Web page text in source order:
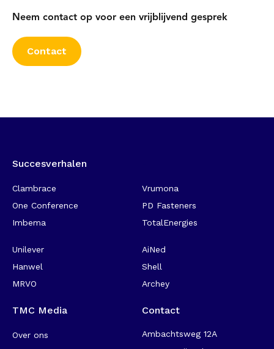
Neem contact op voor een vrijblijvend gesprek
Contact
Succesverhalen
Clambrace
One Conference
Imbema
Vrumona
PD Fasteners
TotalEnergies
Unilever
Hanwel
MRVO
AiNed
Shell
Archey
TMC Media
Over ons
Contact
Ambachtsweg 12A